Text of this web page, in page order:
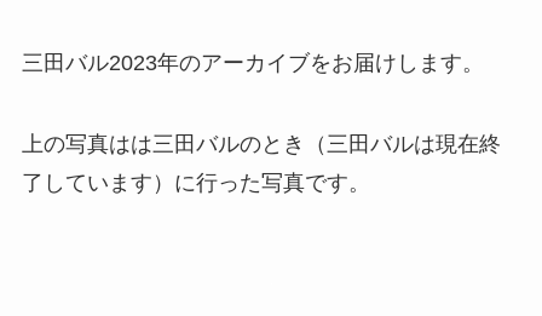
三田バル2023年のアーカイブをお届けします。
上の写真はは三田バルのとき（三田バルは現在終
了しています）に行った写真です。